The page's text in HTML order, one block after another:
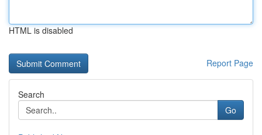
HTML is disabled
Report Page
Search
Go